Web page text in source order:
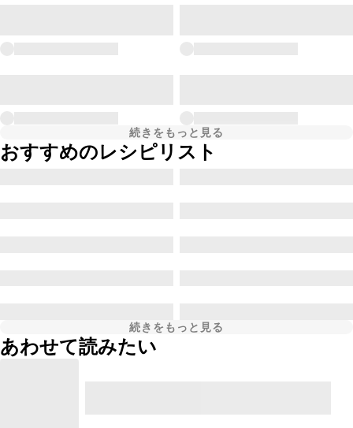
続きをもっと見る
おすすめのレシピリスト
続きをもっと見る
あわせて読みたい